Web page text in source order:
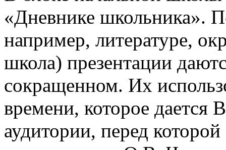
«Дневнике школьника».
например, литературе,
школа) презентации
сокращенном. Их
времени, которое дается
аудитории, перед